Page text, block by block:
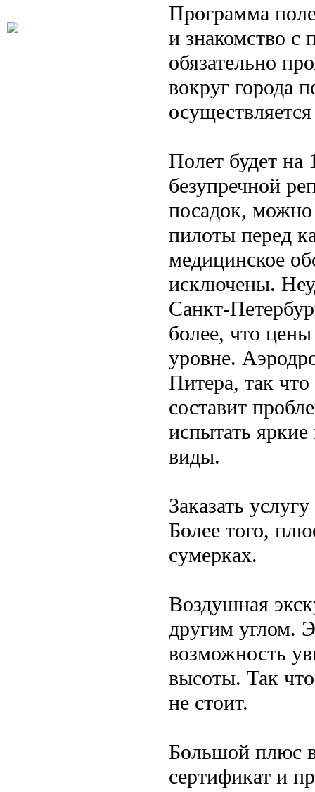
Программа
и знакомство с
обязательно
вокруг города
Полет будет на
безупречной
посадок, можно
пилоты перед
медицинское
исключены.
Санкт-
более, что
уровне.
Питера, так что
составит
испытать яркие
виды.
Заказать
Более того,
сумерках.
Воздушная
другим углом.
возможность
высоты. Так
не стоит.
Большой плюс
сертификат и